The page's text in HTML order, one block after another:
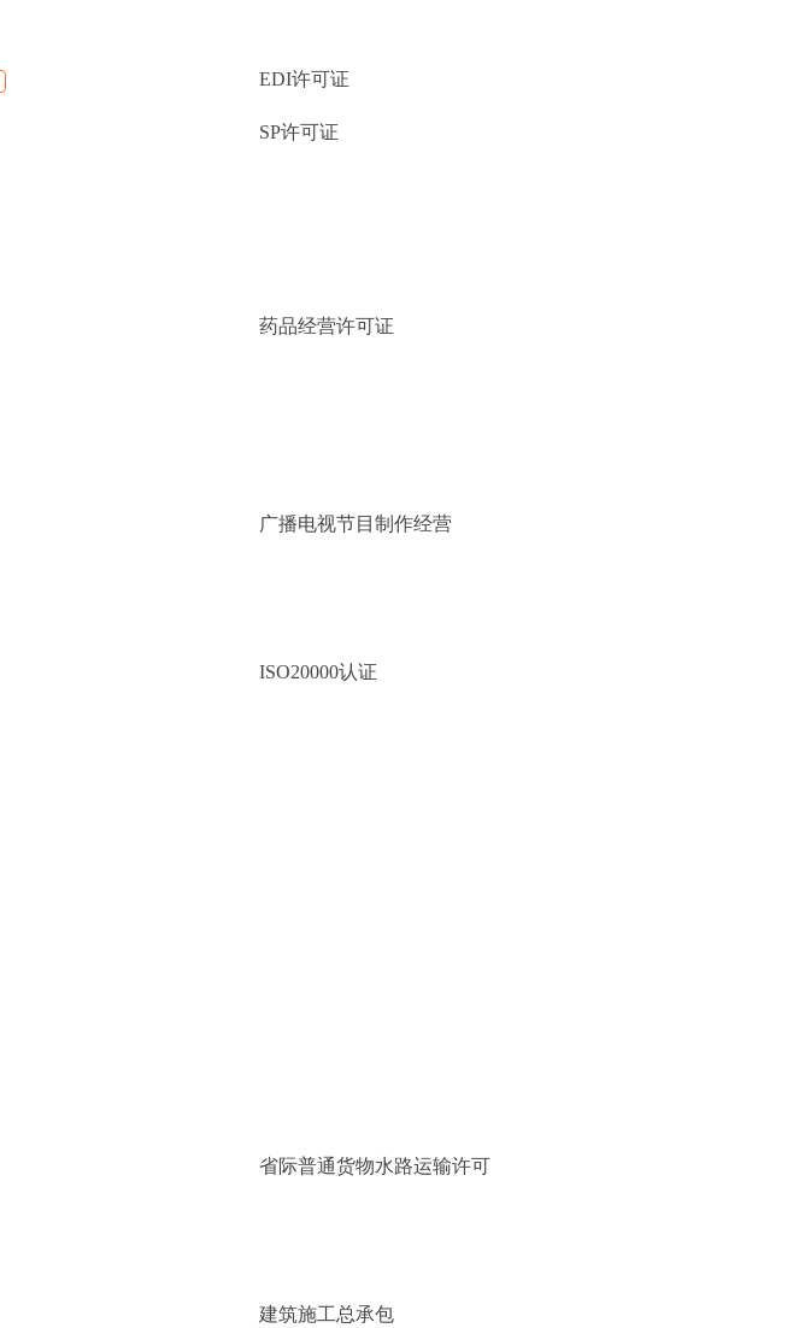
EDI许可证
SP许可证
药品经营许可证
广播电视节目制作经营
ISO20000认证
省际普通货物水路运输许可
建筑施工总承包